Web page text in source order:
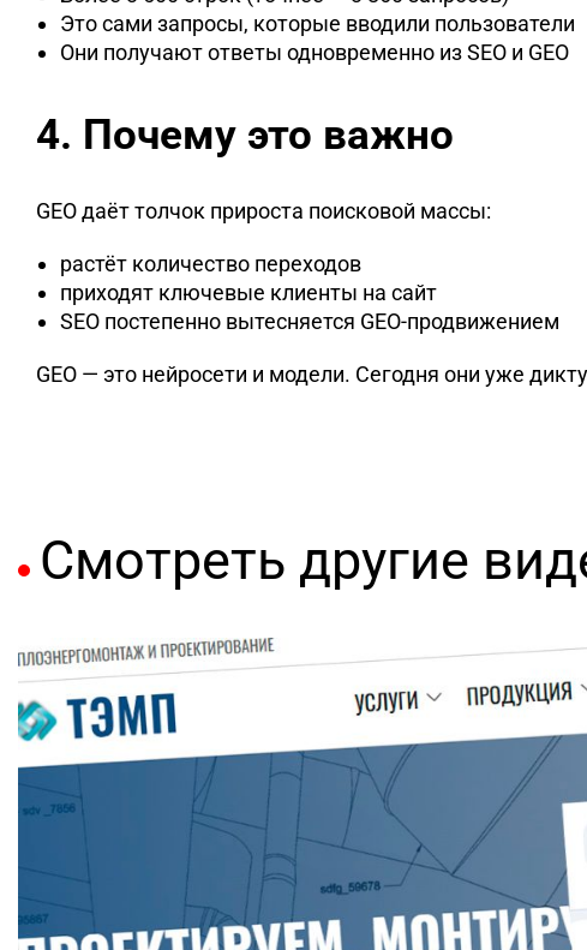
Это сами запросы, которые вводили пользователи
Они получают ответы одновременно из SEO и GEO
4. Почему это важно
GEO даёт толчок прироста поисковой массы:
растёт количество переходов
приходят ключевые клиенты на сайт
SEO постепенно вытесняется GEO-продвижением
GEO — это нейросети и модели. Сегодня они уже
Смотреть другие